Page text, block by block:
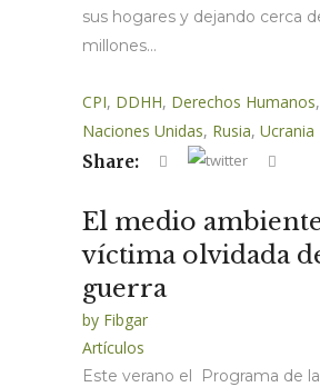
sus hogares y dejando cerca
millones...
CPI, DDHH, Derechos Humanos,
Naciones Unidas, Rusia, Ucrania
Share:
El medio
víctima olvidada
guerra
by Fibgar
Artículos
Este verano el Programa de